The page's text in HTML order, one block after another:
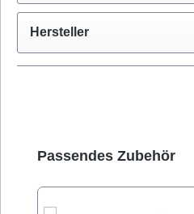
Hersteller
Produktgalerie überspringen
Passendes Zubehör